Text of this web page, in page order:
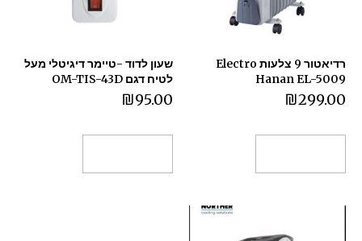
רדיאטור ‏9 ‏צלעות Electro
Hanan EL-5009
₪299.00
שעון לדוד -טיימר דיגיטלי מעל
לטיח דגם OM-TIS-43D
₪95.00